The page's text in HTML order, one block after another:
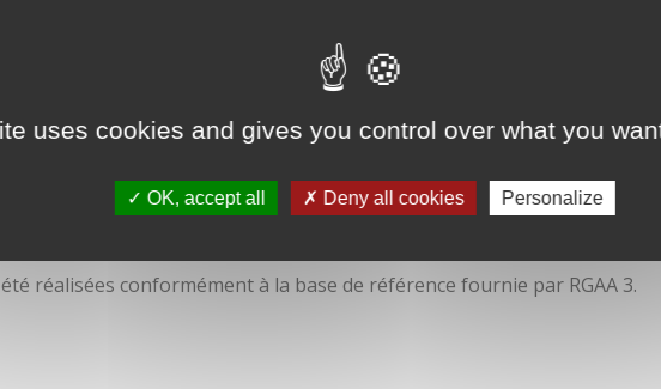
uses cookies and gives you control over what you
OK, accept all Deny all cookies Personalize
réalisées conformément à la base de référence fournie par RGAA 3.